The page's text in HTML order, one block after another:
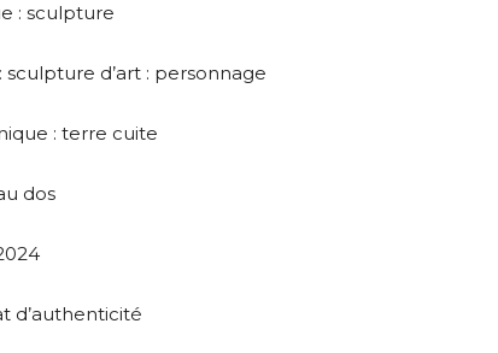
: sculpture
sculpture d’art : personnage
: terre cuite
dos
d’authenticité